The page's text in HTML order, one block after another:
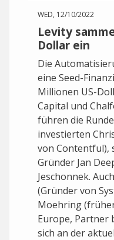
WED, 12/10/2022
Levity
Dollar ein
Die
eine Seed-
Millionen US-
Capital und
führen die
investierten
von Contentful),
Gründer Jan
Jeschonnek.
(Gründer von
Moehring
Europe, Partner
sich an der